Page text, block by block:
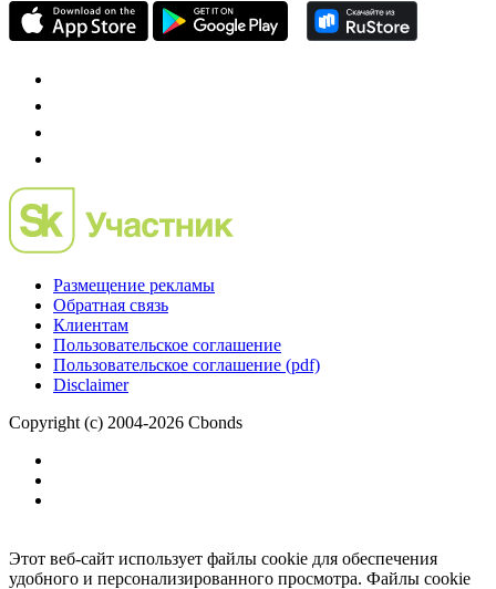
Размещение рекламы
Обратная связь
Клиентам
Пользовательское соглашение
Пользовательское соглашение (pdf)
Disclaimer
Copyright (c) 2004-2026 Cbonds
Этот веб-сайт использует файлы cookie для обеспечения
удобного и персонализированного просмотра. Файлы cookie